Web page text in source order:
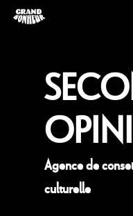
Hit enter to search
Agence de
culturelle